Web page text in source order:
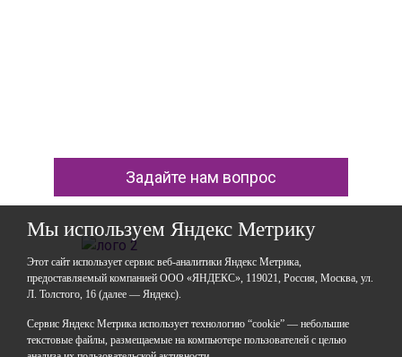
Задайте нам вопрос
Мы используем Яндекс Метрику
Этот сайт использует сервис веб-аналитики Яндекс Метрика,
предоставляемый компанией ООО «ЯНДЕКС», 119021, Россия, Москва, ул.
Л. Толстого, 16 (далее — Яндекс).
Сервис Яндекс Метрика использует технологию “cookie” — небольшие
текстовые файлы, размещаемые на компьютере пользователей с целью
ГАОУДО «Центр развития талантов «Аврора»
ИНН: 0277946670
ОГРН: 119028008662